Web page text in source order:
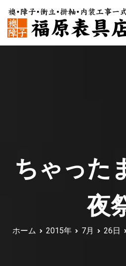
福原表具店
ちゃった
夜
ホーム 2015年 7月 26日